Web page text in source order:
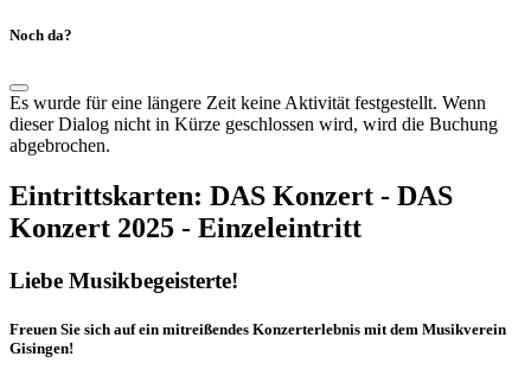
Noch da?
Es wurde für eine längere Zeit keine Aktivität festgestellt. Wenn
dieser Dialog nicht in Kürze geschlossen wird, wird die Buchung
abgebrochen.
Eintrittskarten: DAS Konzert - DAS
Konzert 2025 - Einzeleintritt
Liebe Musikbegeisterte!
Freuen Sie sich auf ein mitreißendes Konzerterlebnis mit dem Musikverein
Gisingen!